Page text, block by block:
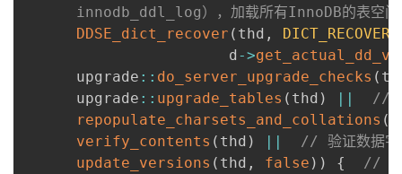
innodb_ddl_log），加载所有InnoDB的表空
DDSE_dict_recover ( thd ,
                       d
->
      upgrade
: : do_server_upgrade_checks (
      upgrade
: : upgrade_tables ( thd ) ||
//
repopulate_charsets_and_collations (
verify_contents ( thd ) ||
// 验证数据字
update_versions ( thd , false ) ) {
// 更